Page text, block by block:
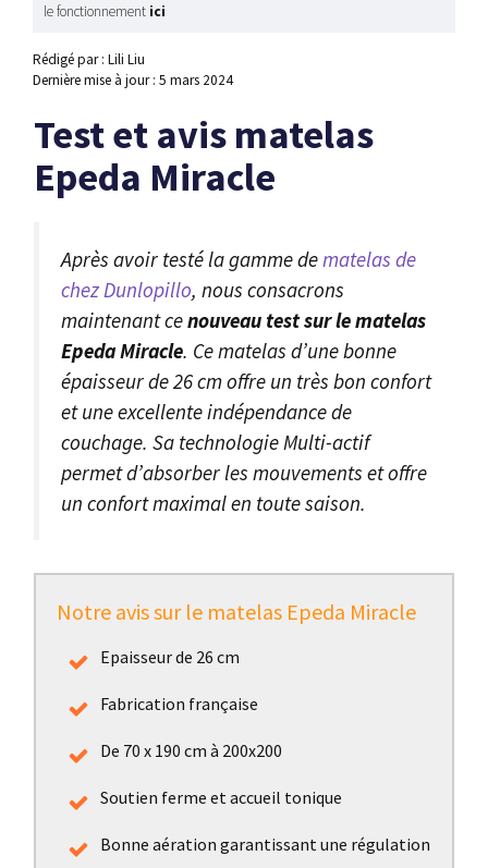
le fonctionnement ici
Rédigé par : Lili Liu
Dernière mise à jour : 5 mars 2024
Test et avis matelas
Epeda Miracle
Après avoir testé la gamme dematelas de
chez Dunlopillo, nous consacrons
maintenant cenouveau test sur le matelas
Epeda Miracle. Ce matelas d’une bonne
épaisseur de 26 cm offre un très bon confort
et une excellente indépendance de
couchage. Sa technologie Multi-actif
permet d’absorber les mouvements et offre
un confort maximal en toute saison.
Notre avis sur le matelas Epeda Miracle
Epaisseur de 26 cm
Fabrication française
De 70 x 190 cm à 200x200
Soutien ferme et accueil tonique
Bonne aération garantissant une régulation